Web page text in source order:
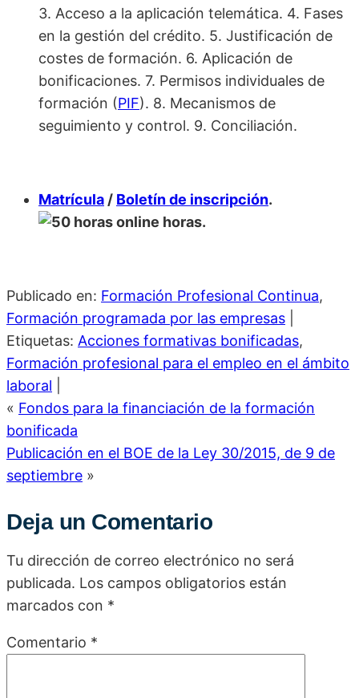
3. Acceso a la aplicación telemática. 4. Fases
en la gestión del crédito. 5. Justificación de
costes de formación. 6. Aplicación de
bonificaciones. 7. Permisos individuales de
formación (PIF). 8. Mecanismos de
seguimiento y control. 9. Conciliación.
Matrícula / Boletín de inscripción.
horas.
Publicado en: Formación Profesional Continua,
Formación programada por las empresas
Etiquetas: Acciones formativas bonificadas,
Formación profesional para el empleo en el ámbito
laboral
« Fondos para la financiación de la formación
bonificada
Publicación en el BOE de la Ley 30/2015, de 9 de
septiembre »
Deja un Comentario
Tu dirección de correo electrónico no será
publicada. Los campos obligatorios están
marcados con *
Comentario *